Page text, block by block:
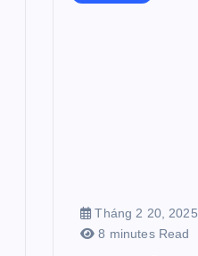
Tháng 2 20, 2025
8 minutes Read